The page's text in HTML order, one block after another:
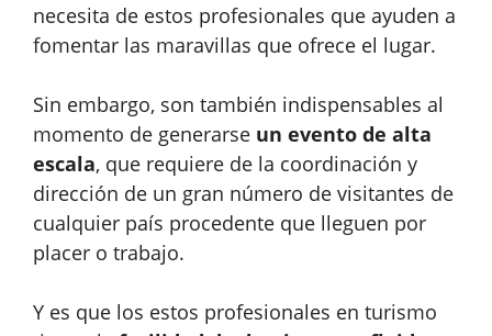
necesita de estos profesionales que ayuden a
fomentar las maravillas que ofrece el lugar.
Sin embargo, son también indispensables al
momento de generarse un evento de alta
escala, que requiere de la coordinación y
dirección de un gran número de visitantes de
cualquier país procedente que lleguen por
placer o trabajo.
Y es que los estos profesionales en turismo